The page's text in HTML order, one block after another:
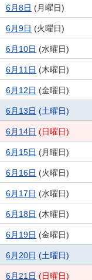
6月8日 (月曜日)
6月9日 (火曜日)
6月10日 (水曜日)
6月11日 (木曜日)
6月12日 (金曜日)
6月13日 (土曜日)
6月14日 (日曜日)
6月15日 (月曜日)
6月16日 (火曜日)
6月17日 (水曜日)
6月18日 (木曜日)
6月19日 (金曜日)
6月20日 (土曜日)
6月21日 (日曜日)